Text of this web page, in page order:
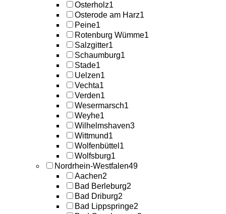
Osterholz1
Osterode am Harz1
Peine1
Rotenburg Wümme1
Salzgitter1
Schaumburg1
Stade1
Uelzen1
Vechta1
Verden1
Wesermarsch1
Weyhe1
Wilhelmshaven3
Wittmund1
Wolfenbüttel 1
Wolfsburg1
Nordrhein-Westfalen49
Aachen2
Bad Berleburg2
Bad Driburg2
Bad Lippspringe2